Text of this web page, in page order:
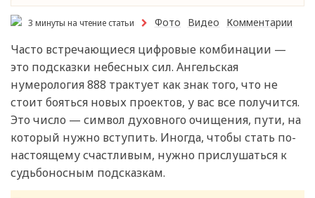
3 минуты на чтение статьи Фото Видео Комментарии
Часто встречающиеся цифровые комбинации —
это подсказки небесных сил. Ангельская
нумерология 888 трактует как знак того, что не
стоит бояться новых проектов, у вас все получится.
Это число — символ духовного очищения, пути, на
который нужно вступить. Иногда, чтобы стать по-
настоящему счастливым, нужно прислушаться к
судьбоносным подсказкам.